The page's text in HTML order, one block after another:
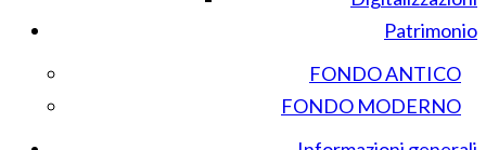
Patrimonio
FONDO ANTICO
FONDO MODERNO